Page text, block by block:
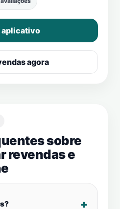
aplicativo
agora
sobre
revendas e